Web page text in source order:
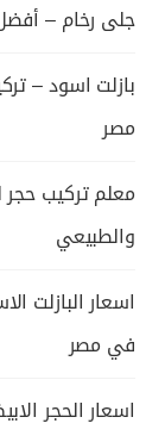
جلى رخام –
بازلت اسود –
مصر
معلم تركيب
والطبيعي
اسعار البازلت
في مصر
اسعار الحجر